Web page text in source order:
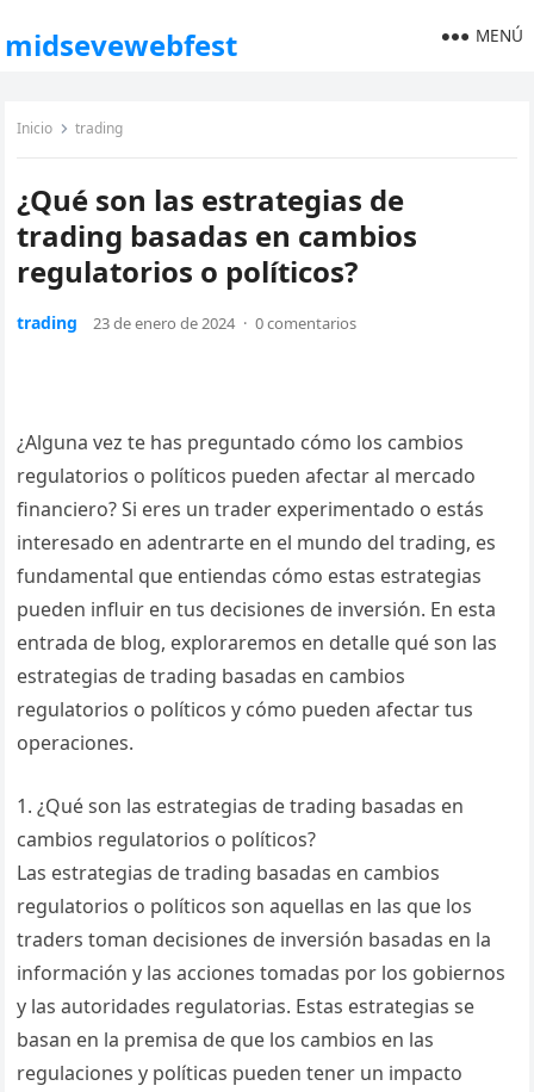
midsevewebfest MENÚ
Inicio trading
¿Qué son las estrategias de
trading basadas en cambios
regulatorios o políticos?
trading 23 de enero de 2024 · 0 comentarios
¿Alguna vez te has preguntado cómo los cambios
regulatorios o políticos pueden afectar al mercado
financiero? Si eres un trader experimentado o estás
interesado en adentrarte en el mundo del trading, es
fundamental que entiendas cómo estas estrategias
pueden influir en tus decisiones de inversión. En esta
entrada de blog, exploraremos en detalle qué son las
estrategias de trading basadas en cambios
regulatorios o políticos y cómo pueden afectar tus
operaciones.
1. ¿Qué son las estrategias de trading basadas en
cambios regulatorios o políticos?
Las estrategias de trading basadas en cambios
regulatorios o políticos son aquellas en las que los
traders toman decisiones de inversión basadas en la
información y las acciones tomadas por los gobiernos
y las autoridades regulatorias. Estas estrategias se
basan en la premisa de que los cambios en las
regulaciones y políticas pueden tener un impacto